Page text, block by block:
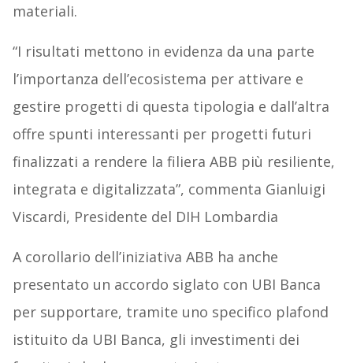
materiali.
“I risultati mettono in evidenza da una parte
l’importanza dell’ecosistema per attivare e
gestire progetti di questa tipologia e dall’altra
offre spunti interessanti per progetti futuri
finalizzati a rendere la filiera ABB più resiliente,
integrata e digitalizzata”, commenta Gianluigi
Viscardi, Presidente del DIH Lombardia
A corollario dell’iniziativa ABB ha anche
presentato un accordo siglato con UBI Banca
per supportare, tramite uno specifico plafond
istituito da UBI Banca, gli investimenti dei